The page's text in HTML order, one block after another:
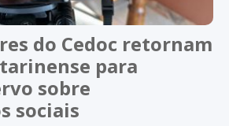
do Cedoc retornam
para
sobre
sociais